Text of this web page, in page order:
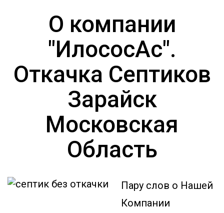
О компании
"ИлососАс".
Откачка Септиков
Зарайск
Московская
Область
Пару слов о Нашей
Компании